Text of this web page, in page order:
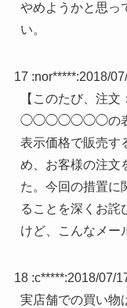
やめようかと思っ
い。
17 :nor*****:2018/
【このたび、
◯◯◯◯◯◯◯の表示
表示価格で販売す
め、お客様の注文
た。今回の措置に
ることを深くお詫
けど、こんなメー
18 :c*****:2018/07/
実店舗での買い物